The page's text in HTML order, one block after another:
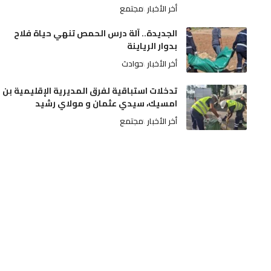
أخر الأخبار مجتمع
الجديدة.. آلة درس الحمص تنهي حياة فلاح
بدوار الرياينة
أخر الأخبار حوادث
تدخلات استباقية لفرق المديرية الإقليمية بن
امسيك، سيدي عثمان و مولاي رشيد
أخر الأخبار مجتمع